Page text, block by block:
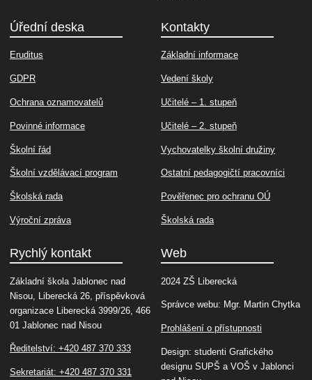
Úřední deska
Eruditus
GDPR
Ochrana oznamovatelů
Povinné informace
Školní řád
Školní vzdělávací program
Školská rada
Výroční zpráva
Kontakty
Základní informace
Vedení školy
Učitelé – 1. stupeň
Učitelé – 2. stupeň
Vychovatelky školní družiny
Ostatní pedagogičtí pracovníci
Pověřenec pro ochranu OÚ
Školská rada
Rychlý kontakt
Základní škola Jablonec nad
Nisou, Liberecká 26, příspěvková
organizace Liberecká 3999/26, 466
01 Jablonec nad Nisou
Ředitelství: +420 487 370 333
Sekretariát: +420 487 370 331
Web
2024 ZŠ Liberecká
Správce webu: Mgr. Martin Chytka
Prohlášení o přístupnosti
Design: studenti Grafického
designu SUPŠ a VOŠ v Jablonci